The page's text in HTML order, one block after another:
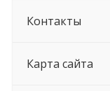
Контакты
Карта сайта